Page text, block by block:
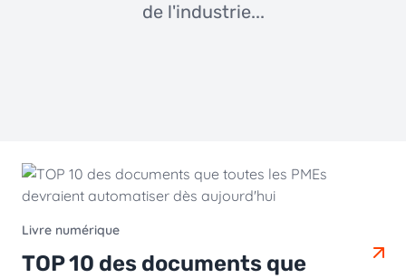
de l'industrie...
Livre numérique
TOP 10 des documents que